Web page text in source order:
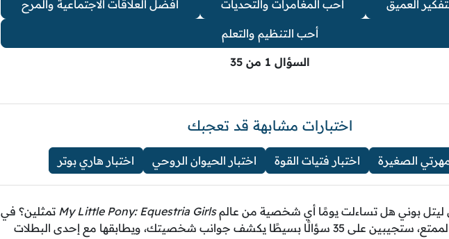
العميق أحب المغامرات والتحديات أفضل العلاقات الاجتماعية والمرح
أحب التنظيم والتعلم
السؤال 1 من 35
اختبارات مشابهة قد تعجبك
مهرتي الصغيرة اختبار فتيات القوة اختبار الحيوان الروحي اختبار هاري بوتر
بوني هل تساءلت يومًا أي شخصية من عالمMy Little Pony: Equestria Girls تمثلين؟ في
هذا الاختبار التفاعلي الممتع، ستجيبين على 35 سؤالًا بسيطًا يكشف جوانب شخصيتك، ويطابقها مع إحدى البطلات